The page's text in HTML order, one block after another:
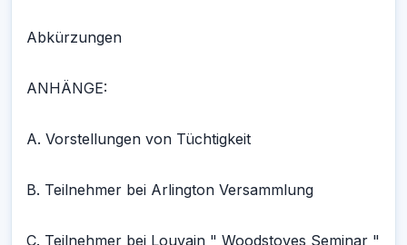
Abkürzungen
ANHÄNGE:
A. Vorstellungen von Tüchtigkeit
B. Teilnehmer bei Arlington Versammlung
C. Teilnehmer bei Louvain " Woodstoves Seminar "